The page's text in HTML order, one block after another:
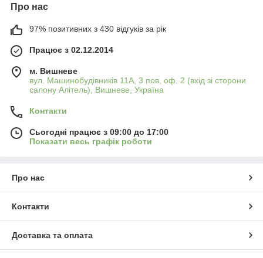
Про нас
97% позитивних з 430 відгуків за рік
Працює з 02.12.2014
м. Вишневе
вул. Машинобудівників 11А, 3 пов, оф. 2 (вхід зі сторони
салону Алітель), Вишневе, Україна
Контакти
Сьогодні працює з 09:00 до 17:00
Показати весь графік роботи
Про нас
Контакти
Доставка та оплата